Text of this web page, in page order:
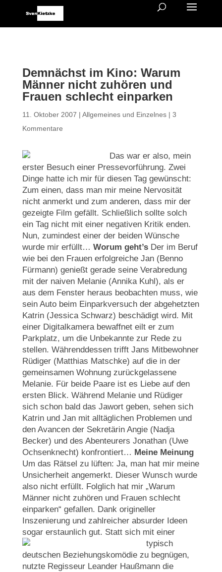
Demnächst im Kino: Warum
Männer nicht zuhören und
Frauen schlecht einparken
11. Oktober 2007 | Allgemeines und Einzelnes| 3
Kommentare
Das war er also, mein
erster Besuch einer Pressevorführung. Zwei
Dinge hatte ich mir für diesen Tag gewünscht:
Zum einen, dass man mir meine Nervosität
nicht anmerkt und zum anderen, dass mir der
gezeigte Film gefällt. Schließlich sollte solch
ein Tag nicht mit einer negativen Kritik enden.
Nun, zumindest einer der beiden Wünsche
wurde mir erfüllt… Worum geht’sDer im Beruf
wie bei den Frauen erfolgreiche Jan (Benno
Fürmann) genießt gerade seine Verabredung
mit der naiven Melanie (Annika Kuhl), als er
aus dem Fenster heraus beobachten muss, wie
sein Auto beim Einparkversuch der abgehetzten
Katrin (Jessica Schwarz) beschädigt wird. Mit
einer Digitalkamera bewaffnet eilt er zum
Parkplatz, um die Unbekannte zur Rede zu
stellen. Währenddessen trifft Jans Mitbewohner
Rüdiger (Matthias Matschke) auf die in der
gemeinsamen Wohnung zurückgelassene
Melanie. Für beide Paare ist es Liebe auf den
ersten Blick. Während Melanie und Rüdiger
sich schon bald das Jawort geben, sehen sich
Katrin und Jan mit alltäglichen Problemen und
den Avancen der Sekretärin Angie (Nadja
Becker) und des Abenteurers Jonathan (Uwe
Ochsenknecht) konfrontiert… Meine Meinung
Um das Rätsel zu lüften: Ja, man hat mir meine
Unsicherheit angemerkt. Dieser Wunsch wurde
also nicht erfüllt. Folglich hat mir „Warum
Männer nicht zuhören und Frauen schlecht
einparken“ gefallen. Dank origineller
Inszenierung und zahlreicher absurder Ideen
sogar erstaunlich gut. Statt sich mit einer
typisch
deutschen Beziehungskomödie zu begnügen,
nutzte Regisseur Leander Haußmann die